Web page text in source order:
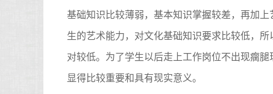
基础知识比较薄弱，基本知识掌握较差，再加
生的艺术能力，对文化基础知识要求比较低，
对较低。为了学生以后走上工作岗位不出现瘸
显得比较重要和具有现实意义。